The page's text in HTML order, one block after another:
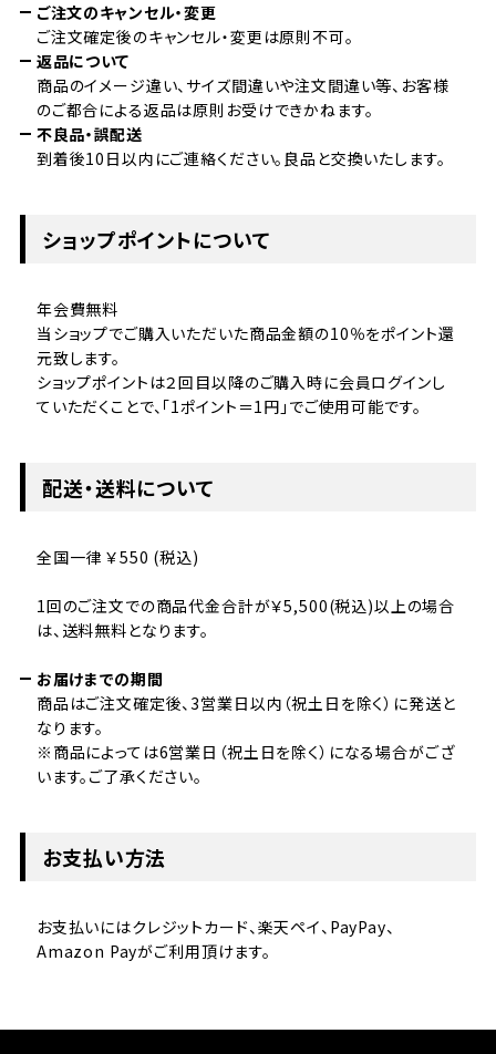
ご注文のキャンセル・変更
ご注文確定後のキャンセル・変更は原則不可。
返品について
商品のイメージ違い、サイズ間違いや注文間違い等、お客様
のご都合による返品は原則お受けできかねます。
不良品・誤配送
到着後10日以内にご連絡ください。良品と交換いたします。
ショップポイントについて
年会費無料
当ショップでご購入いただいた商品金額の10％をポイント還
元致します。
ショップポイントは２回目以降のご購入時に会員ログインし
ていただくことで、「1ポイント＝1円」でご使用可能です。
配送・送料について
全国一律 ￥550 (税込)
1回のご注文での商品代金合計が￥5,500(税込)以上の場合
は、送料無料となります。
お届けまでの期間
商品はご注文確定後、3営業日以内（祝土日を除く）に発送と
なります。
※商品によっては6営業日（祝土日を除く）になる場合がござ
います。ご了承ください。
お支払い方法
お支払いにはクレジットカード、楽天ペイ、PayPay、
Amazon Payがご利用頂けます。